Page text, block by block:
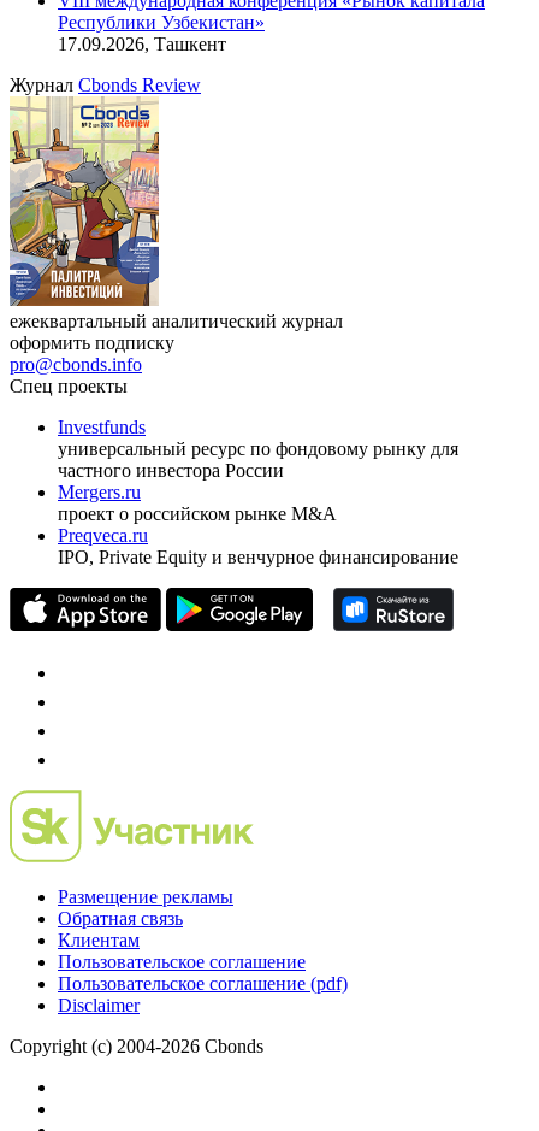
Республики Узбекистан»
17.09.2026, Ташкент
Журнал Cbonds Review
ежеквартальный аналитический журнал
оформить подписку
pro@cbonds.info
Спец проекты
Investfunds
универсальный ресурс по фондовому рынку для
частного инвестора России
Mergers.ru
проект о российском рынке M&A
Preqveca.ru
IPO, Private Equity и венчурное финансирование
Размещение рекламы
Обратная связь
Клиентам
Пользовательское соглашение
Пользовательское соглашение (pdf)
Disclaimer
Copyright (c) 2004-2026 Cbonds